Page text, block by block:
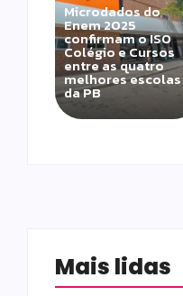
Microdados do
Enem 2025
confirmam o ISO
Colégio e Cursos
entre as quatro
melhores escolas
da PB
Mais lidas